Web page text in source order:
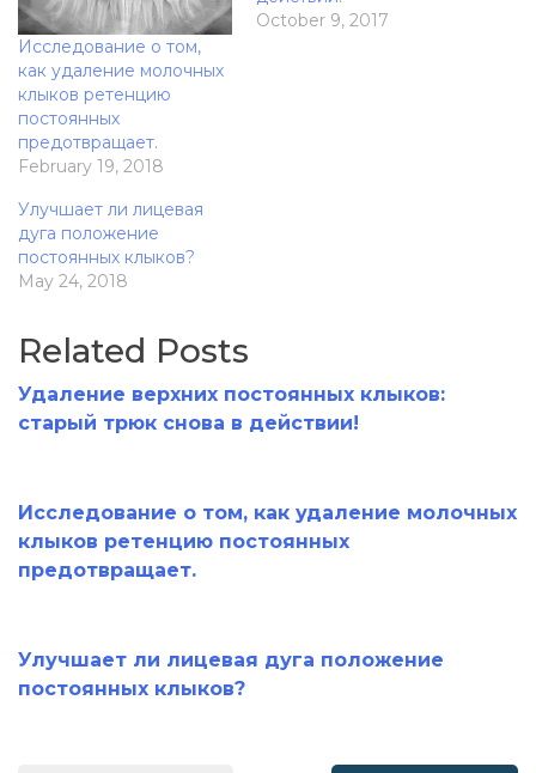
Исследование о том,
как удаление молочных
клыков ретенцию
постоянных
предотвращает.
February 19, 2018
October 9, 2017
Улучшает ли лицевая
дуга положение
постоянных клыков?
May 24, 2018
Related Posts
Удаление верхних постоянных клыков:
старый трюк снова в действии!
Исследование о том, как удаление молочных
клыков ретенцию постоянных
предотвращает.
Улучшает ли лицевая дуга положение
постоянных клыков?